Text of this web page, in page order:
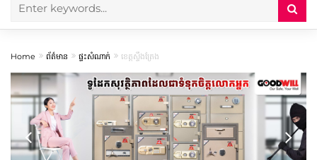
Home ព័ត៌មាន ផ្ទះសំណាក់ ខេត្តស្ទឹងត្រែង